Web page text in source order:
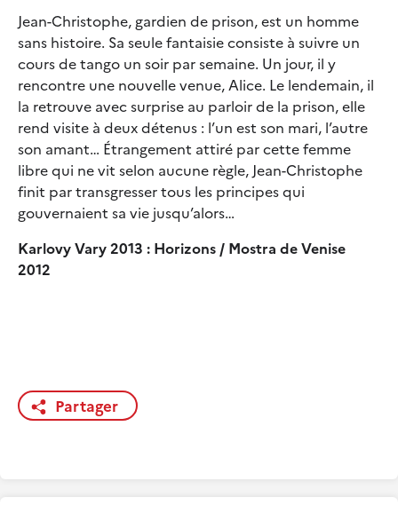
Jean-Christophe, gardien de prison, est un homme
sans histoire. Sa seule fantaisie consiste à suivre un
cours de tango un soir par semaine. Un jour, il y
rencontre une nouvelle venue, Alice. Le lendemain, il
la retrouve avec surprise au parloir de la prison, elle
rend visite à deux détenus : l’un est son mari, l’autre
son amant… Étrangement attiré par cette femme
libre qui ne vit selon aucune règle, Jean-Christophe
finit par transgresser tous les principes qui
gouvernaient sa vie jusqu’alors…
Karlovy Vary 2013 : Horizons / Mostra de Venise
2012
Partager